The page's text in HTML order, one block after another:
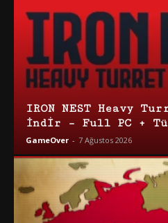
IRON NEST Heavy
İndir – Full PC +
GameOver - 7 Ağustos 2026